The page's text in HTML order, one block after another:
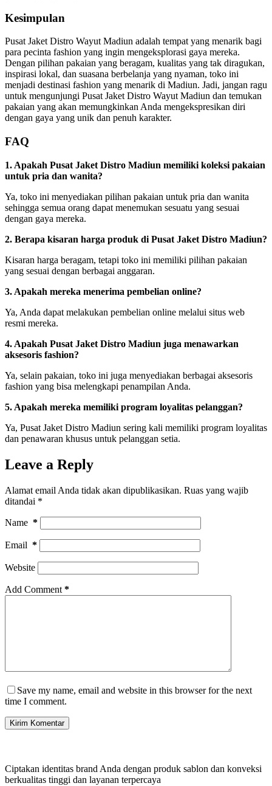
Kesimpulan
Pusat Jaket Distro Wayut Madiun adalah tempat yang menarik bagi
para pecinta fashion yang ingin mengeksplorasi gaya mereka.
Dengan pilihan pakaian yang beragam, kualitas yang tak diragukan,
inspirasi lokal, dan suasana berbelanja yang nyaman, toko ini
menjadi destinasi fashion yang menarik di Madiun. Jadi, jangan ragu
untuk mengunjungi Pusat Jaket Distro Wayut Madiun dan temukan
pakaian yang akan memungkinkan Anda mengekspresikan diri
dengan gaya yang unik dan penuh karakter.
FAQ
1. Apakah Pusat Jaket Distro Madiun memiliki koleksi pakaian
untuk pria dan wanita?
Ya, toko ini menyediakan pilihan pakaian untuk pria dan wanita
sehingga semua orang dapat menemukan sesuatu yang sesuai
dengan gaya mereka.
2. Berapa kisaran harga produk di Pusat Jaket Distro Madiun?
Kisaran harga beragam, tetapi toko ini memiliki pilihan pakaian
yang sesuai dengan berbagai anggaran.
3. Apakah mereka menerima pembelian online?
Ya, Anda dapat melakukan pembelian online melalui situs web
resmi mereka.
4. Apakah Pusat Jaket Distro Madiun juga menawarkan
aksesoris fashion?
Ya, selain pakaian, toko ini juga menyediakan berbagai aksesoris
fashion yang bisa melengkapi penampilan Anda.
5. Apakah mereka memiliki program loyalitas pelanggan?
Ya, Pusat Jaket Distro Madiun sering kali memiliki program loyalitas
dan penawaran khusus untuk pelanggan setia.
Leave a Reply
Alamat email Anda tidak akan dipublikasikan. Ruas yang wajib
ditandai *
Name *
Email *
Website
Add Comment *
Save my name, email and website in this browser for the next
time I comment.
Kirim Komentar
Ciptakan identitas brand Anda dengan produk sablon dan konveksi
berkualitas tinggi dan layanan terpercaya